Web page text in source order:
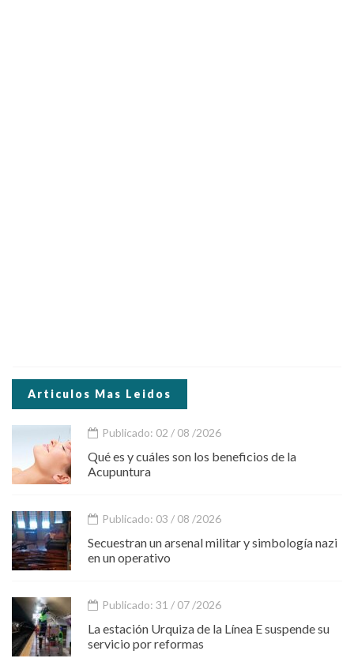
Articulos Mas Leidos
Publicado: 02 / 08 /2026
Qué es y cuáles son los beneficios de la
Acupuntura
Publicado: 03 / 08 /2026
Secuestran un arsenal militar y simbología nazi
en un operativo
Publicado: 31 / 07 /2026
La estación Urquiza de la Línea E suspende su
servicio por reformas